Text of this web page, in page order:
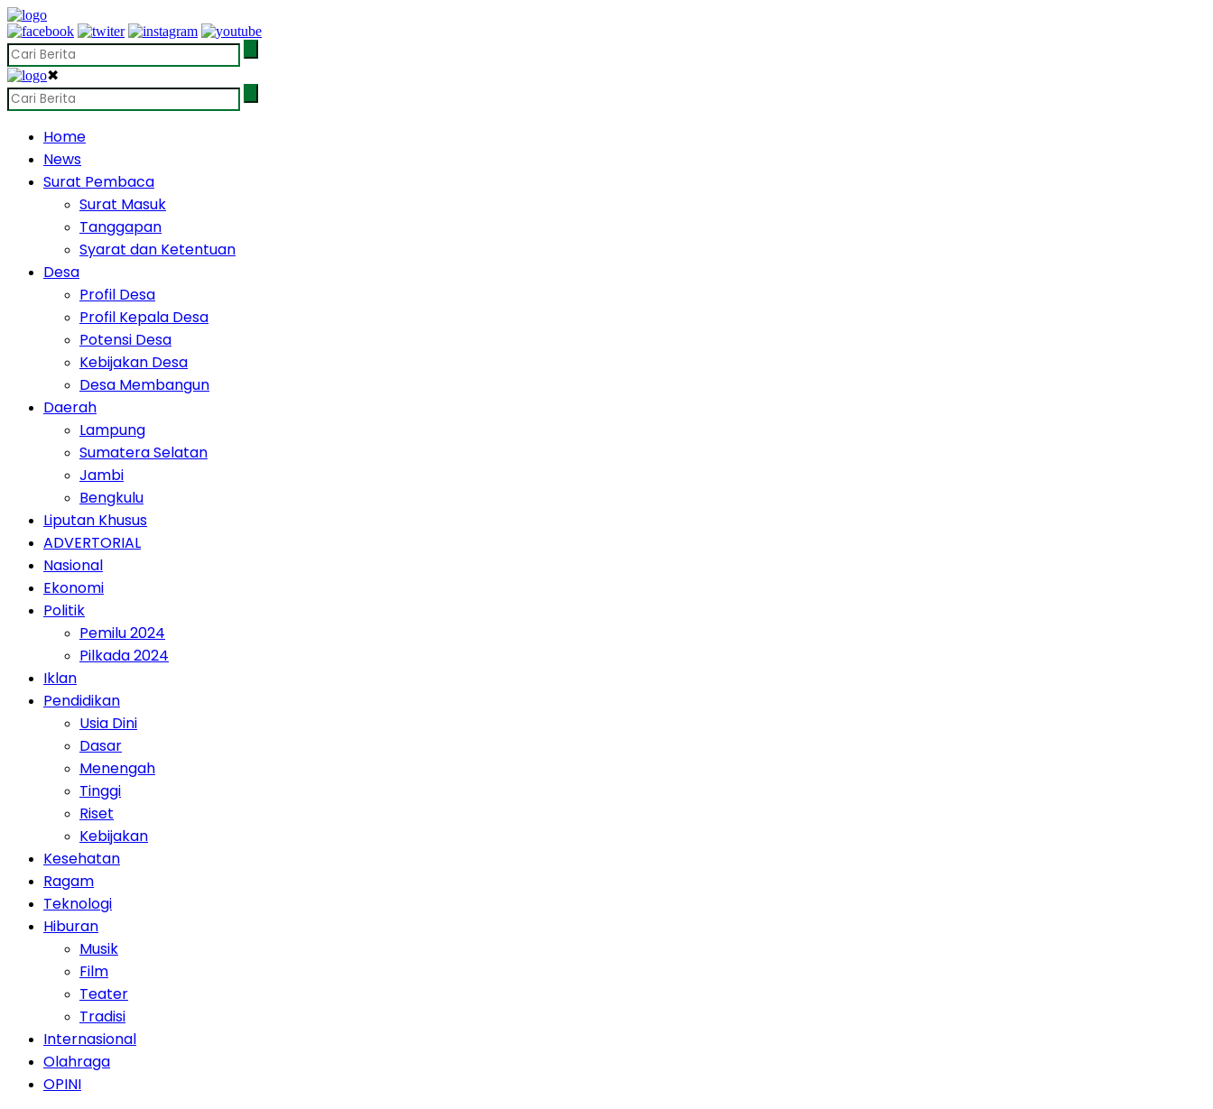
✖
Home
News
Surat Pembaca
Surat Masuk
Tanggapan
Syarat dan Ketentuan
Desa
Profil Desa
Profil Kepala Desa
Potensi Desa
Kebijakan Desa
Desa Membangun
Daerah
Lampung
Sumatera Selatan
Jambi
Bengkulu
Liputan Khusus
ADVERTORIAL
Nasional
Ekonomi
Politik
Pemilu 2024
Pilkada 2024
Iklan
Pendidikan
Usia Dini
Dasar
Menengah
Tinggi
Riset
Kebijakan
Kesehatan
Ragam
Teknologi
Hiburan
Musik
Film
Teater
Tradisi
Internasional
Olahraga
OPINI